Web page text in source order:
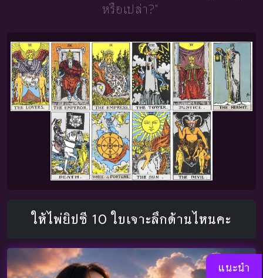
หรือเปล่า?"
ให้ไพ่ยิปซี 10 ใบเจาะลึกด้านไหนคะ
แนะนำ